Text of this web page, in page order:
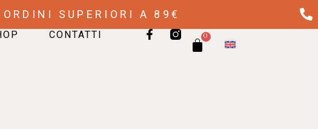
SUPERIORI A 89€
CONTATTI 0